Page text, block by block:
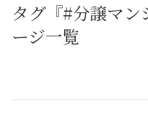
タグ『#分譲マン
ージ一覧